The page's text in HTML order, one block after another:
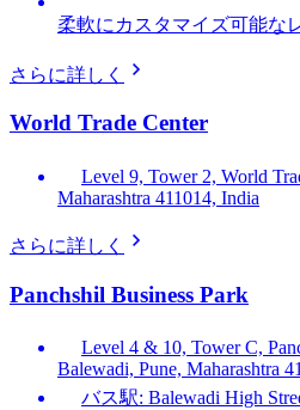
柔軟にカスタマイズ可能な
さらに詳しく
World Trade Center
Level 9, Tower 2, World
Maharashtra 411014, India
さらに詳しく
Panchshil Business Park
Level 4 & 10, Tower C,
Balewadi, Pune, Maharashtra
バス駅: Balewadi High